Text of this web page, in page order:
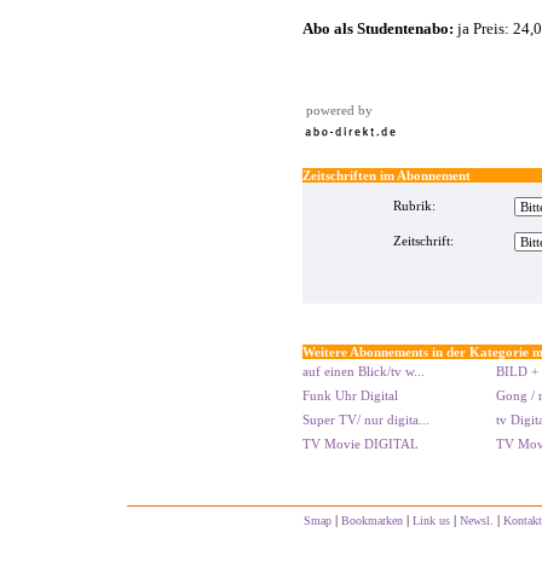
Abo als Studentenabo: ja Preis:
powered by
Zeitschriften im Abonnement
Rubrik:
Zeitschrift:
Weitere Abonnements in der Kategorie
auf einen Blick/tv w...
BILD +
Funk Uhr Digital
Gong /
Super TV/ nur digita...
tv
TV Movie DIGITAL
TV
Smap | Bookmarken | Link us | Newsl. | Kontakt